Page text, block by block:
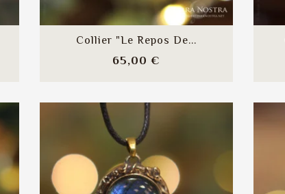
Collier "Le Repos De...
65,00 €